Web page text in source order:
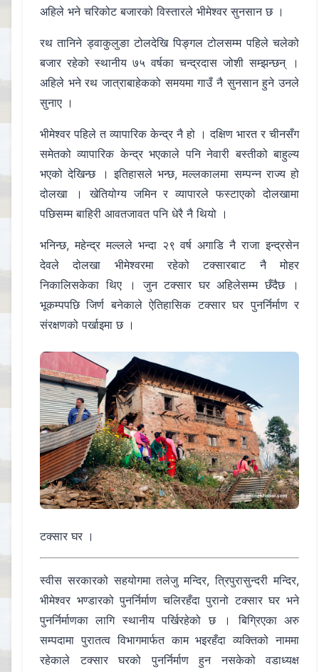
अहिले भने चरिकोट बजारको विस्तारले भीमेश्वर सुनसान छ ।
रथ तानिने ड्वाकुलुङा टोलदेखि पिङ्गल टोलसम्म पहिले चलेको
बजार रहेको स्थानीय ७५ वर्षका चन्द्रदास जोशी सम्झन्छन् ।
अहिले भने रथ जात्राबाहेकको समयमा गाउँ नै सुनसान हुने उनले
सुनाए ।
भीमेश्वर पहिले त व्यापारिक केन्द्र नै हो । दक्षिण भारत र चीनसँग
समेतको व्यापारिक केन्द्र भएकाले पनि नेवारी बस्तीको बाहुल्य
भएको देखिन्छ । इतिहासले भन्छ, मल्लकालमा सम्पन्न राज्य हो
दोलखा । खेतियोग्य जमिन र व्यापारले फस्टाएको दोलखामा
पछिसम्म बाहिरी आवतजावत पनि धेरै नै थियो ।
भनिन्छ, महेन्द्र मल्लले भन्दा २९ वर्ष अगाडि नै राजा इन्द्रसेन
देवले दोलखा भीमेश्वरमा रहेको टक्सारबाट नै मोहर
निकालिसकेका थिए । जुन टक्सार घर अहिलेसम्म छँदैछ ।
भूकम्पपछि जिर्ण बनेकाले ऐतिहासिक टक्सार घर पुनर्निर्माण र
संरक्षणको पर्खाइमा छ ।
टक्सार घर ।
स्वीस सरकारको सहयोगमा तलेजु मन्दिर, त्रिपुरासुन्दरी मन्दिर,
भीमेश्वर भण्डारको पुनर्निर्माण चलिरहँदा पुरानो टक्सार घर भने
पुनर्निर्माणका लागि स्थानीय पर्खिरहेको छ । बिग्रिएका अरु
सम्पदामा पुरातत्व विभागमार्फत काम भइरहँदा व्यक्तिको नाममा
रहेकाले टक्सार घरको पुनर्निर्माण हुन नसकेको वडाध्यक्ष